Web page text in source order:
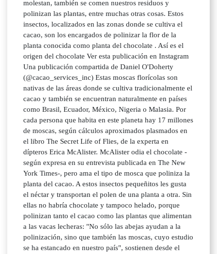
molestan, también se comen nuestros residuos y
polinizan las plantas, entre muchas otras cosas. Estos
insectos, localizados en las zonas donde se cultiva el
cacao, son los encargados de polinizar la flor de la
planta conocida como planta del chocolate . Así es el
origen del chocolate Ver esta publicación en Instagram
Una publicación compartida de Daniel O'Doherty
(@cacao_services_inc) Estas moscas florícolas son
nativas de las áreas donde se cultiva tradicionalmente el
cacao y también se encuentran naturalmente en países
como Brasil, Ecuador, México, Nigeria o Malasia. Por
cada persona que habita en este planeta hay 17 millones
de moscas, según cálculos aproximados plasmados en
el libro The Secret Life of Flies, de la experta en
dípteros Erica McAlister. McAlister odia el chocolate -
según expresa en su entrevista publicada en The New
York Times-, pero ama el tipo de mosca que poliniza la
planta del cacao. A estos insectos pequeñitos les gusta
el néctar y transportan el polen de una planta a otra. Sin
ellas no habría chocolate y tampoco helado, porque
polinizan tanto el cacao como las plantas que alimentan
a las vacas lecheras: "No sólo las abejas ayudan a la
polinización, sino que también las moscas, cuyo estudio
se ha estancado en nuestro país", sostienen desde el